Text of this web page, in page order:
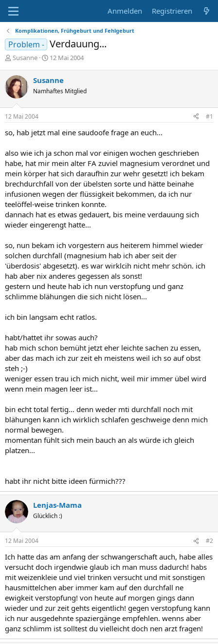
Anmelden Registrieren
Komplikationen, Frühgeburt und Fehlgeburt
Problem - Verdauung...
E
s
t
e
l
l
e
Susanne
E
t
e
l
m
12 Mai 2004
Susanne
Namhaftes Mitglied
12 Mai 2004 #1
so, hab jetzt mal eine saudoofe frage an euch...
also wie ich ja schon mal vor einigen wochen geschrieben
habe, hat mir mein alter FA zuviel magnesium verordnet und
mein körper hat sich daraufhin zur wehr gesetzt! ich bekam
brechdurchfall von der übelsten sorte und hätte beinahe
infusionen wegen der flüssigkeit bekommen, da ich nur
teelöffel-weise trinken konnte.
dannach hat es etwas gedauert, bis meine verdauung sich
wieder eingerengt hatte...
so, nun bekam ich vorgestern aus heiterem himmel wieder
solchen durchfall (magnesium hab ich aber seit der
'überdosis' abgesetzt). es war wirklcih nicht mehr schön. ich
hab aber nix anderes gegessen als sonst!
gestern und heute hab ich nun verstopfung und ganz
schlimme blähungen die sich nicht lösen...
ich bin langsam echt ratlos.
habt/hattet ihr sowas auch?
hab mich schon bemüht jetzt eher leichte sachen zu essen,
aber das mach ich zur zeit eh meistens weil ich so auf obst
steh ;-)
weniger essen trau ich mich nicht, weil mir immer übel wird
wenn mein magen leer ist...
bin echt total fertig... denn weder mti durchfall noch mit
blähungen kann ich wirklich schlafen geschweige denn mich
normal bewegen.
momentan fühlt sich mein bauch an als würde ich gleich
platzen...
habt ihr nicht bitte ideen fürmich???
Lenjas-Mama
Glücklich :)
12 Mai 2004 #2
Ich hatte das am anfang der schwangerschaft auch, habe alles
versucht doch irgendwie glaub ich man muss dadurch! habs
mit weizenkleie und viel trinken versucht und mit sonstigen
hausmittelchen aber immer kam auf den durchfall ne
ewigkeit verstopfung! von heute auf morgen gings dann
wieder und zur zeit gehts eigentlich! gegen verstopfung kann
ich nur ausgedehnte spaziergänge empfehlen. wenns aber
ganz schlimm ist solltest du vielleicht doch nen arzt fragen!